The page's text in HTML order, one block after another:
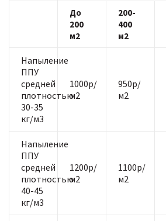
До
200
м2
200-
400
м2
Напыление
ППУ
средней
плотностью
30-35
кг/м3
1000р/
м2
950р/
м2
Напыление
ППУ
средней
плотностью
40-45
кг/м3
1200р/
м2
1100р/
м2